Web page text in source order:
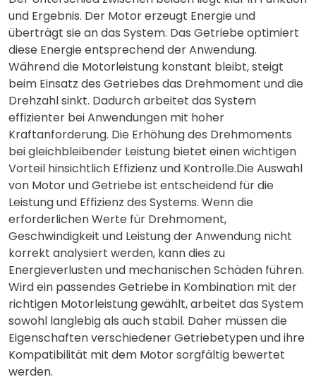
und Ergebnis. Der Motor erzeugt Energie und
überträgt sie an das System. Das Getriebe optimiert
diese Energie entsprechend der Anwendung.
Während die Motorleistung konstant bleibt, steigt
beim Einsatz des Getriebes das Drehmoment und die
Drehzahl sinkt. Dadurch arbeitet das System
effizienter bei Anwendungen mit hoher
Kraftanforderung. Die Erhöhung des Drehmoments
bei gleichbleibender Leistung bietet einen wichtigen
Vorteil hinsichtlich Effizienz und Kontrolle.Die Auswahl
von Motor und Getriebeist entscheidend für die
Leistung und Effizienz des Systems. Wenn die
erforderlichen Werte für Drehmoment,
Geschwindigkeit und Leistung der Anwendung nicht
korrekt analysiert werden, kann dies zu
Energieverlusten und mechanischen Schäden führen.
Wird ein passendes Getriebe in Kombination mit der
richtigen Motorleistung gewählt, arbeitet das System
sowohl langlebig als auch stabil. Daher müssen die
Eigenschaften verschiedener Getriebetypen und ihre
Kompatibilität mit dem Motor sorgfältig bewertet
werden.